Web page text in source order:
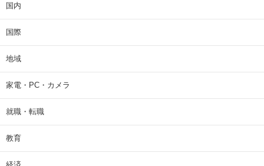
国内
国際
地域
家電・PC・カメラ
就職・転職
教育